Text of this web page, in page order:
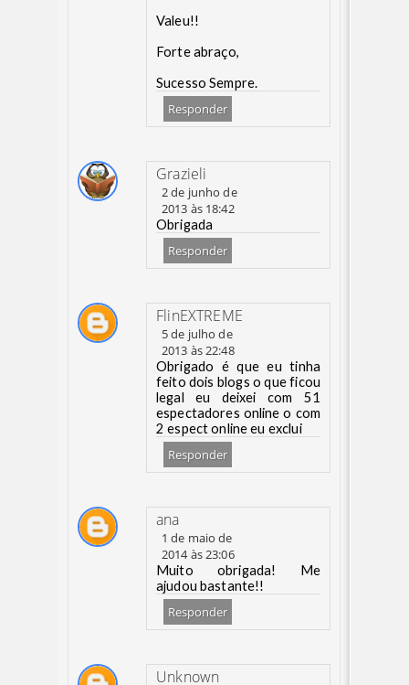
Valeu!!
Forte abraço,
Sucesso Sempre.
Responder
Grazieli
2 de junho de
2013 às 18:42
Obrigada
Responder
FlinEXTREME
5 de julho de
2013 às 22:48
Obrigado é que eu tinha
feito dois blogs o que ficou
legal eu deixei com 51
espectadores online o com
2 espect online eu exclui
Responder
ana
1 de maio de
2014 às 23:06
Muito obrigada! Me
ajudou bastante!!
Responder
Unknown